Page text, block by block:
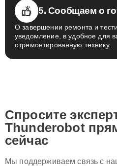
5. Сообщаем о
О завершении ремонта и
уведомление, в удобное для
отремонтированную технику.
Спросите
Thunderobot
сейчас
Мы поддерживаем связь с